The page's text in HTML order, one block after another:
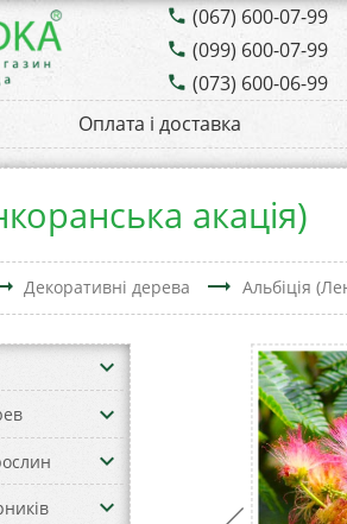
phone (067) 600-07-99
phone (099) 600-07-99
phone (073) 600-06-99
Оплата і доставка
акація)
Декоративні дерева trending_flat Альбіція
keyboard_arrow_down
keyboard_arrow_down
keyboard_arrow_down
keyboard_arrow_down